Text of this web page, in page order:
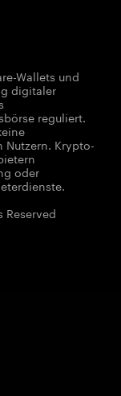
Wallets und
digitaler
reguliert.
Nutzern. Krypto-
oder